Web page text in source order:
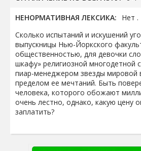
НЕНОРМАТИВНАЯ ЛЕКСИКА:
Нет .
Сколько испытаний и искушений
выпускницы Нью-Йоркского
общественностью, для девочки
шкафу» религиозной многодетной
пиар-менеджером звезды мировой
пределом ее мечтаний. Быть
человека, которого обожают
очень лестно, однако, какую цену
заплатить?